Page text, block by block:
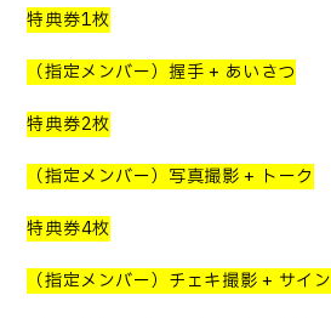
特典券1枚
（指定メンバー）握手+ あいさつ
特典券2枚
（指定メンバー）写真撮影+ トーク
特典券4枚
（指定メンバー）チェキ撮影+ サイン